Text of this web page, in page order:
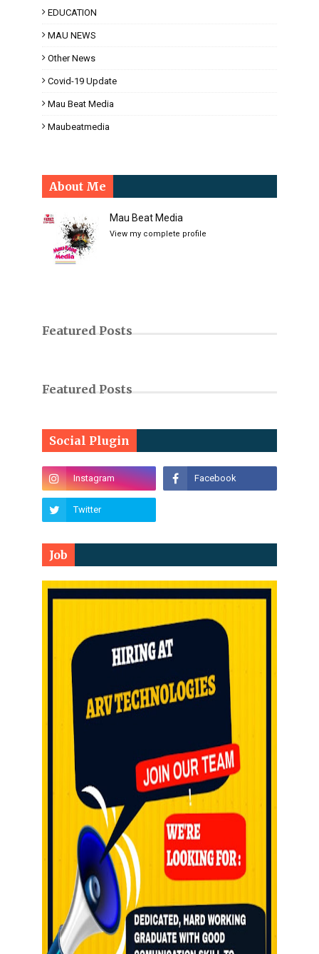
EDUCATION
MAU NEWS
Other News
Covid-19 Update
Mau Beat Media
Maubeatmedia
About Me
Mau Beat Media
View my complete profile
Featured Posts
Featured Posts
Social Plugin
Job